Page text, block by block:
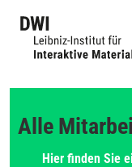
Alle
Hier finden Sie